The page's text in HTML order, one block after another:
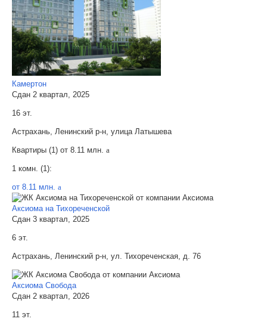
Камертон
Сдан 2 квартал, 2025
16 эт.
Астрахань, Ленинский р-н, улица Латышева
Квартиры (1) от 8.11 млн. a
1 комн. (1):
от 8.11 млн. a
Аксиома на Тихореченской
Сдан 3 квартал, 2025
6 эт.
Астрахань, Ленинский р-н, ул. Тихореченская, д. 76
Аксиома Свобода
Сдан 2 квартал, 2026
11 эт.